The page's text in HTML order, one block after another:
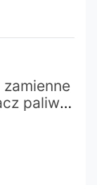
paliwa